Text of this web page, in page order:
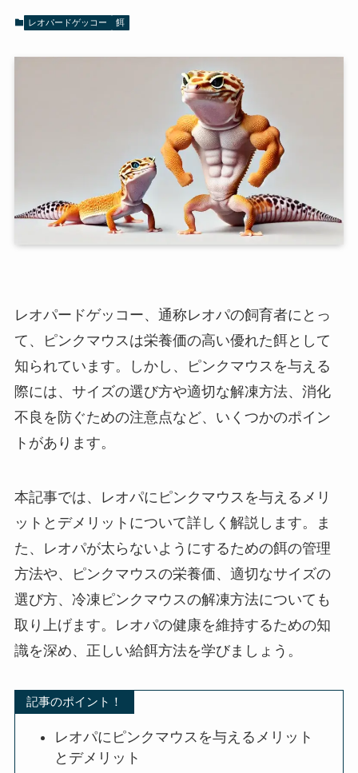
レオパードゲッコー 餌
レオパードゲッコー、通称レオパの飼育者にとっ
て、ピンクマウスは栄養価の高い優れた餌として
知られています。しかし、ピンクマウスを与える
際には、サイズの選び方や適切な解凍方法、消化
不良を防ぐための注意点など、いくつかのポイン
トがあります。
本記事では、レオパにピンクマウスを与えるメリ
ットとデメリットについて詳しく解説します。ま
た、レオパが太らないようにするための餌の管理
方法や、ピンクマウスの栄養価、適切なサイズの
選び方、冷凍ピンクマウスの解凍方法についても
取り上げます。レオパの健康を維持するための知
識を深め、正しい給餌方法を学びましょう。
記事のポイント！
レオパにピンクマウスを与えるメリット
とデメリット